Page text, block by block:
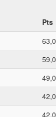
Pts
63,0
59,0
49,0
42,0
42,0